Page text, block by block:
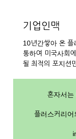
기업인맥
10년간쌓아 온
통하여 미국사회
될 최적의 포지션
혼자서는
플러스커리